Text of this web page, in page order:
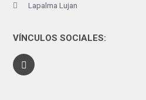
Lapalma Lujan
VÍNCULOS SOCIALES: